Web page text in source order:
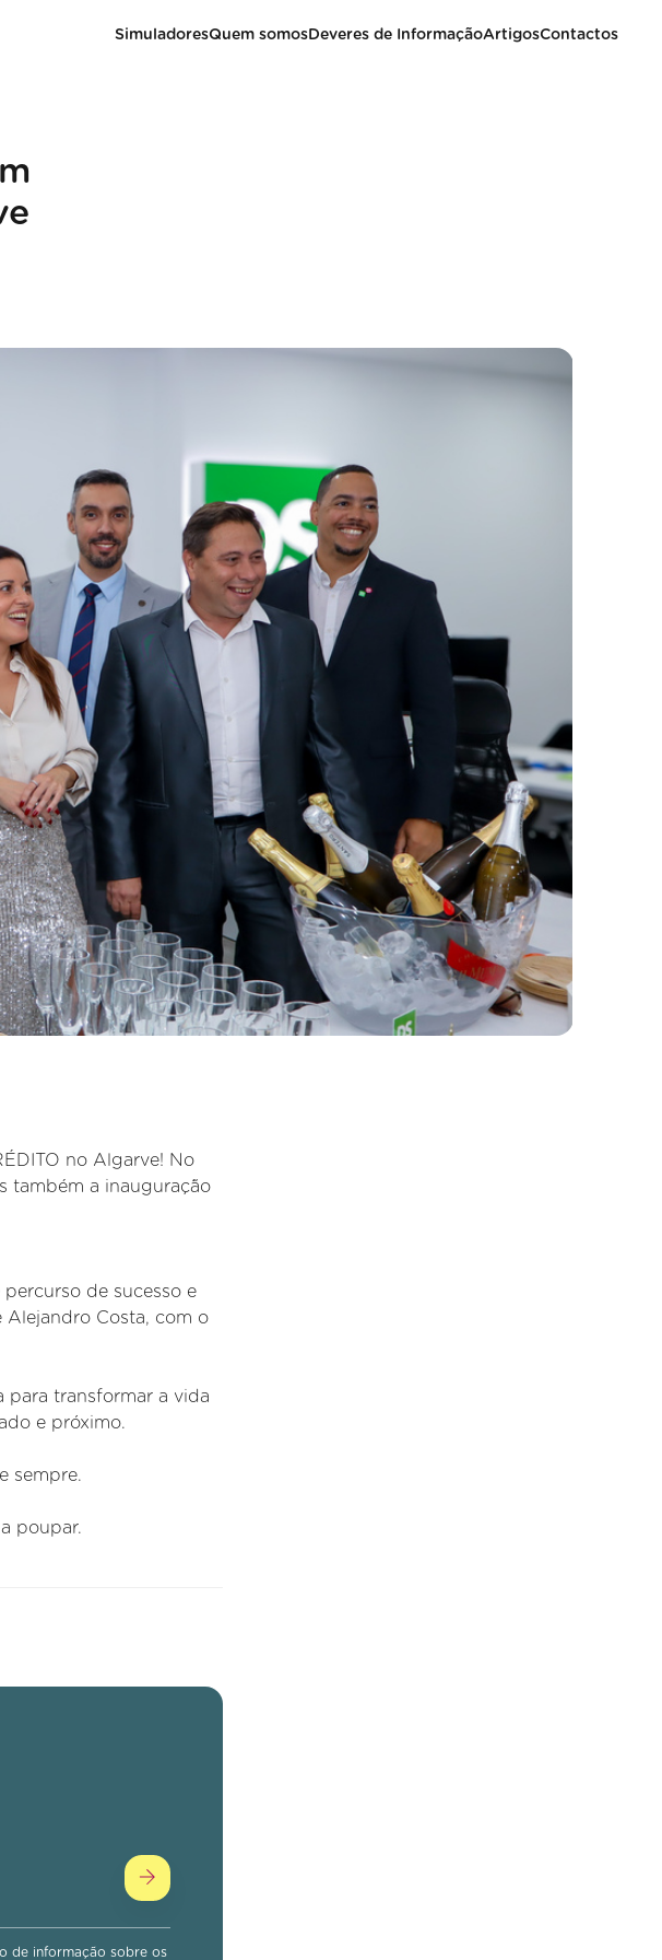
SimuladoresQuem somosDeveres de InformaçãoArtigosContactos
no Algarve! No
também a inauguração
de sucesso e
Alejandro Costa, com o
para transformar a vida
e próximo.
sempre.
poupar.
de informação sobre os